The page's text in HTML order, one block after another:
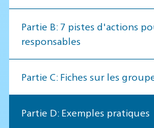
Par­tie B: 7 pistes d'actions
responsables
Partie C: Fiches sur les
Partie D: Exemples pratiques